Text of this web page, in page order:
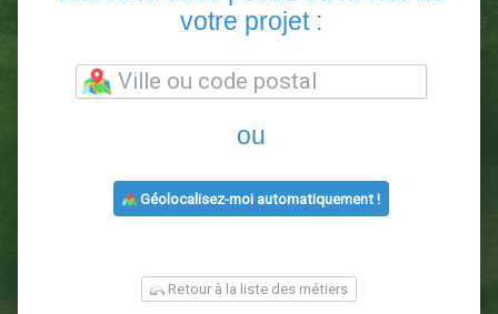
votre projet :
ou